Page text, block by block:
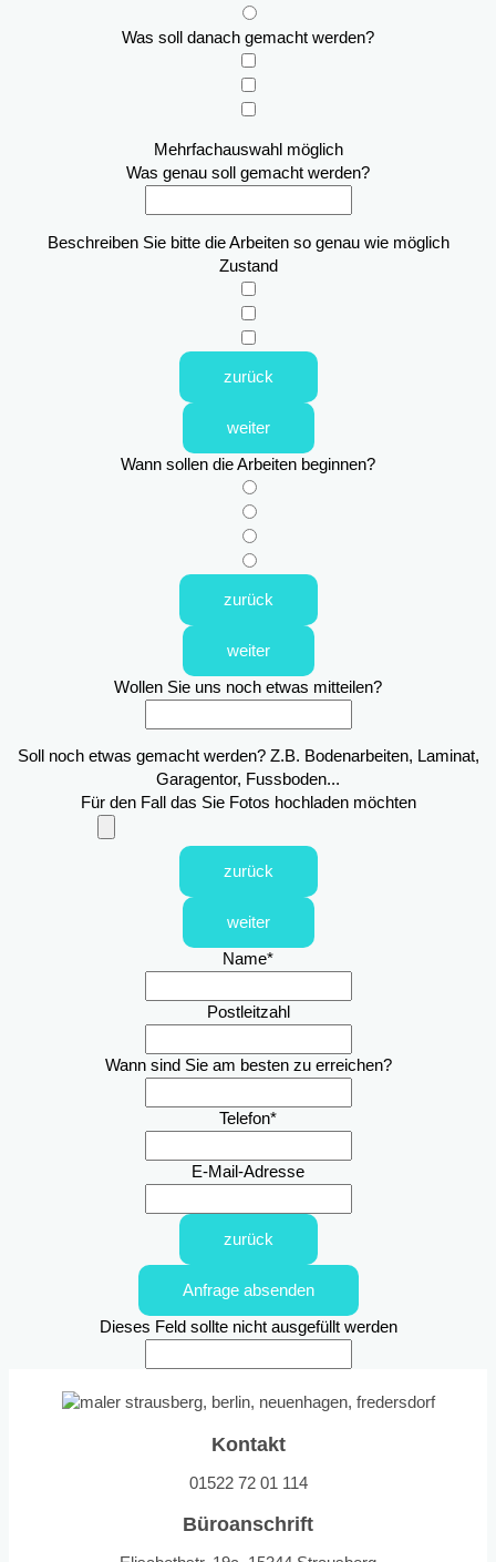
Was soll danach gemacht werden?
Mehrfachauswahl möglich
Was genau soll gemacht werden?
Beschreiben Sie bitte die Arbeiten so genau wie möglich
Zustand
zurück
weiter
Wann sollen die Arbeiten beginnen?
zurück
weiter
Wollen Sie uns noch etwas mitteilen?
Soll noch etwas gemacht werden? Z.B. Bodenarbeiten, Laminat,
Garagentor, Fussboden...
Für den Fall das Sie Fotos hochladen möchten
zurück
weiter
Name*
Postleitzahl
Wann sind Sie am besten zu erreichen?
Telefon*
E-Mail-Adresse
zurück
Anfrage absenden
Dieses Feld sollte nicht ausgefüllt werden
Kontakt
01522 72 01 114
Büroanschrift